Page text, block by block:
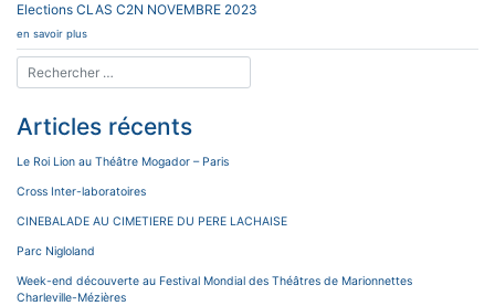
Elections CLAS C2N NOVEMBRE 2023
en savoir plus
Articles récents
Le Roi Lion au Théâtre Mogador – Paris
Cross Inter-laboratoires
CINEBALADE AU CIMETIERE DU PERE LACHAISE
Parc Nigloland
Week-end découverte au Festival Mondial des Théâtres de Marionnettes
Charleville-Mézières